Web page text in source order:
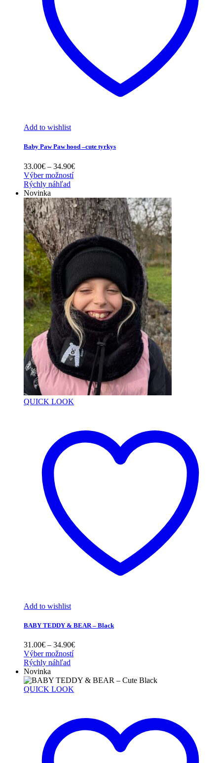
Add to wishlist
Baby Paw Paw hood –cute tyrkys
33.00€ – 34.90€Price
34.90€
Výber možností
Rýchly náhľad
Novinka
QUICK LOOK
Add to wishlist
BABY TEDDY & BEAR – Black
31.00€ – 34.90€Price
34.90€
Výber možností
Rýchly náhľad
Novinka
QUICK LOOK